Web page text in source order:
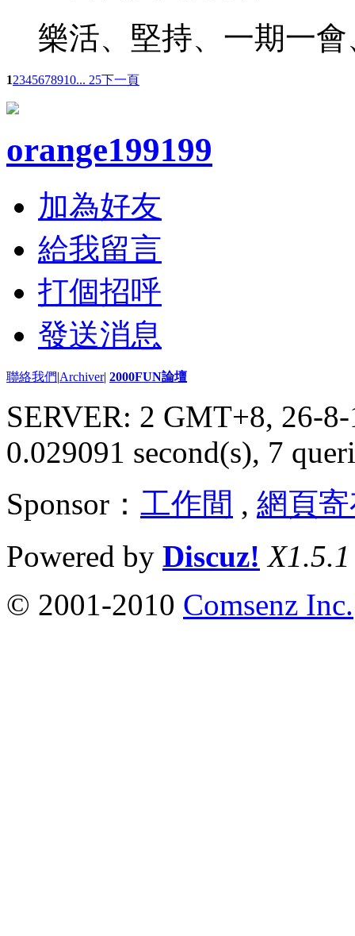
樂活、堅持、一期一
12345678910... 25下一頁
orange199199
加為好友
給我留言
打個招呼
發送消息
聯絡我們|Archiver| 2000FUN論壇
SERVER: 2 GMT+8, 26-
0.029091 second(s), 7
Sponsor： 工作間 , 網頁
Powered by Discuz! X1.5.1
© 2001-2010 Comsenz Inc.